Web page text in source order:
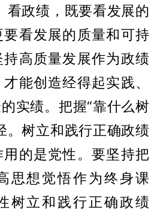
看政绩，既要看发展的
看发展的质量和可持
高质量发展作为政绩
能创造经得起实践、
实绩。把握“靠什么树
。树立和践行正确政绩
的是党性。要坚持把
思想觉悟作为终身课
树立和践行正确政绩